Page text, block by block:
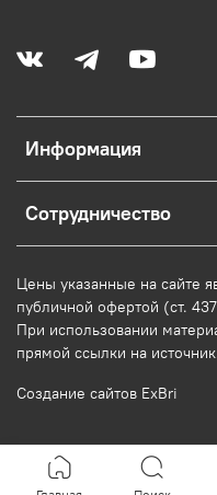
Информация
Сотрудничество
Цены указанные на сайте
публичной офертой (ст.
При использовании
прямой ссылки на
Создание сайтов ExBri